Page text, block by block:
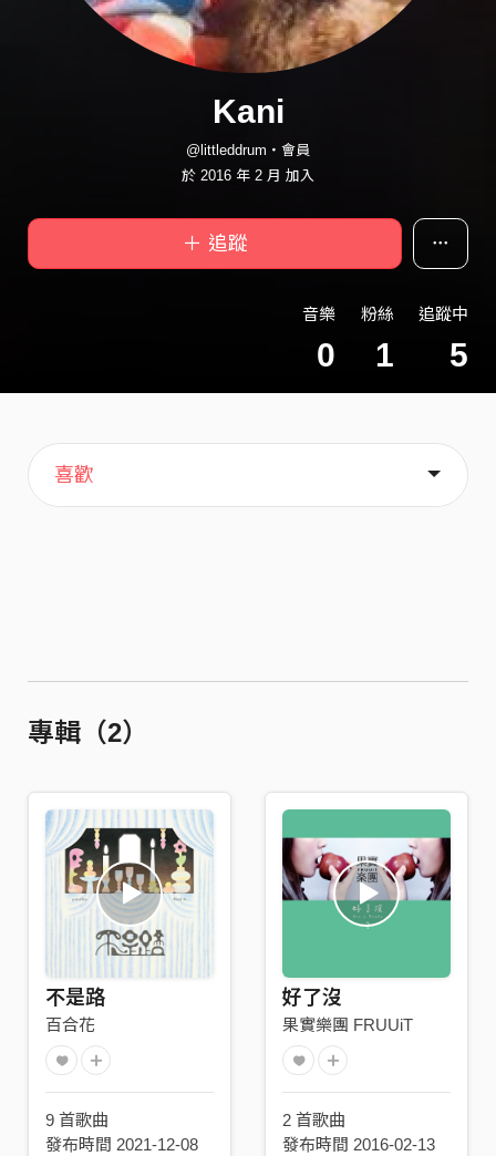
Kani
@littleddrum・會員
於 2016 年 2 月 加入
＋ 追蹤
音樂
0
粉絲
1
追蹤中
5
主頁
喜歡
關於
專輯（2）
不是路
百合花
9 首歌曲
發布時間 2021-12-08
好了沒
果實樂團 FRUUiT
2 首歌曲
發布時間 2016-02-13